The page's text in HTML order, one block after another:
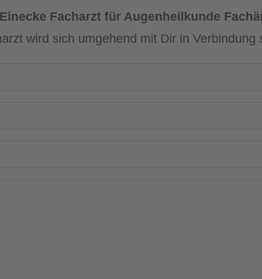
Facharzt für Augenheilkunde
wird sich umgehend mit Dir in Verbindung